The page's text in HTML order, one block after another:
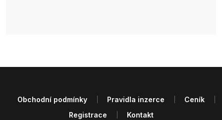
Obchodní podmínky Pravidla inzerce
Ceník
Registrace
Kontakt